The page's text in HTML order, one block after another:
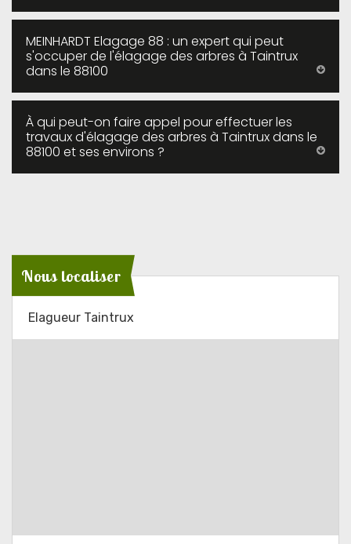
MEINHARDT Elagage 88 : un expert qui peut
s'occuper de l'élagage des arbres à Taintrux
dans le 88100
À qui peut-on faire appel pour effectuer les
travaux d'élagage des arbres à Taintrux dans le
88100 et ses environs ?
Nous localiser
Elagueur Taintrux